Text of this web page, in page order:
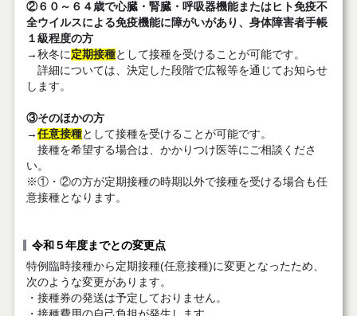
②６０～６４歳で心臓・腎臓・呼吸器機能またはヒト免疫不
全ウイルスによる免疫機能に障がいがあり、身体障害者手帳
１級程度の方
→秋冬に定期接種として接種を受けることが可能です。
詳細については、決定した段階で広報等を通じてお知らせ
します。
③そのほかの方
→ 任意接種として接種を受けることが可能です。
接種を希望する場合は、かかりつけ医等にご相談くださ
い。
※①・②の方が定期接種の時期以外で接種を受ける場合も任
意接種となります。
令和５年度までとの変更点
特例臨時接種から定期接種(任意接種)に変更となったため、
次のような変更があります。
・接種券の発送は予定しておりません。